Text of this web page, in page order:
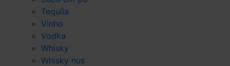
Tequila
Vinho
Vodka
Whisky
Whisky nus